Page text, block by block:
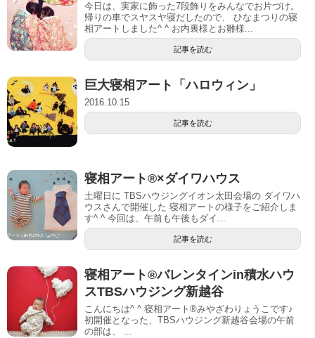
今日は、実家に飾った7段飾りをみんなでお片づけ。
帰りの車でスヤスヤ寝だしたので、 ひなまつりの寝
相アートしました^ ^ お内裏様とお雛様...
記事を読む
巨大寝相アート「ハロウィン」
2016.10.15
記事を読む
寝相アート®︎×ダイワハウス
土曜日に TBSハウジングイオン太田会場の ダイワハ
ウスさんで開催した 寝相アートの様子をご紹介しま
す^ ^ 今回は、午前も午後もダイ...
記事を読む
寝相アート®︎バレンタインin積水ハウ
スTBSハウジング新越谷
こんにちは^ ^ 寝相アート®︎みやざわりょうこです♪
初開催となった、TBSハウジング新越谷会場の午前
の部は、 ...